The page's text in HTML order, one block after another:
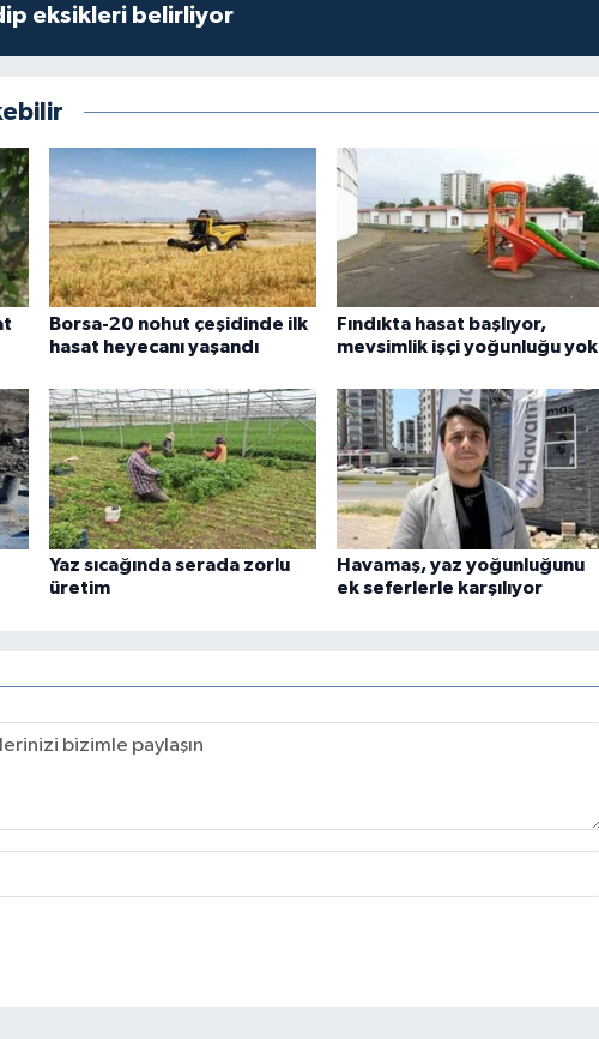
eksikleri belirliyor
Borsa-20 nohut çeşidinde ilk
hasat heyecanı yaşandı
Fındıkta hasat başlıyor,
mevsimlik işçi yoğunluğu yok
Yaz sıcağında serada zorlu
üretim
Havamaş, yaz yoğunluğunu
ek seferlerle karşılıyor